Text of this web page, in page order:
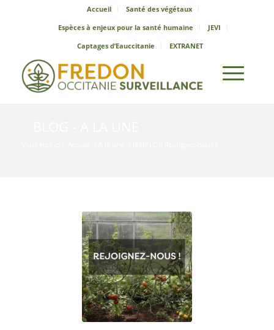
Accueil
Santé des végétaux
Espèces à enjeux pour la santé humaine
JEVI
Captages d’Eauccitanie
EXTRANET